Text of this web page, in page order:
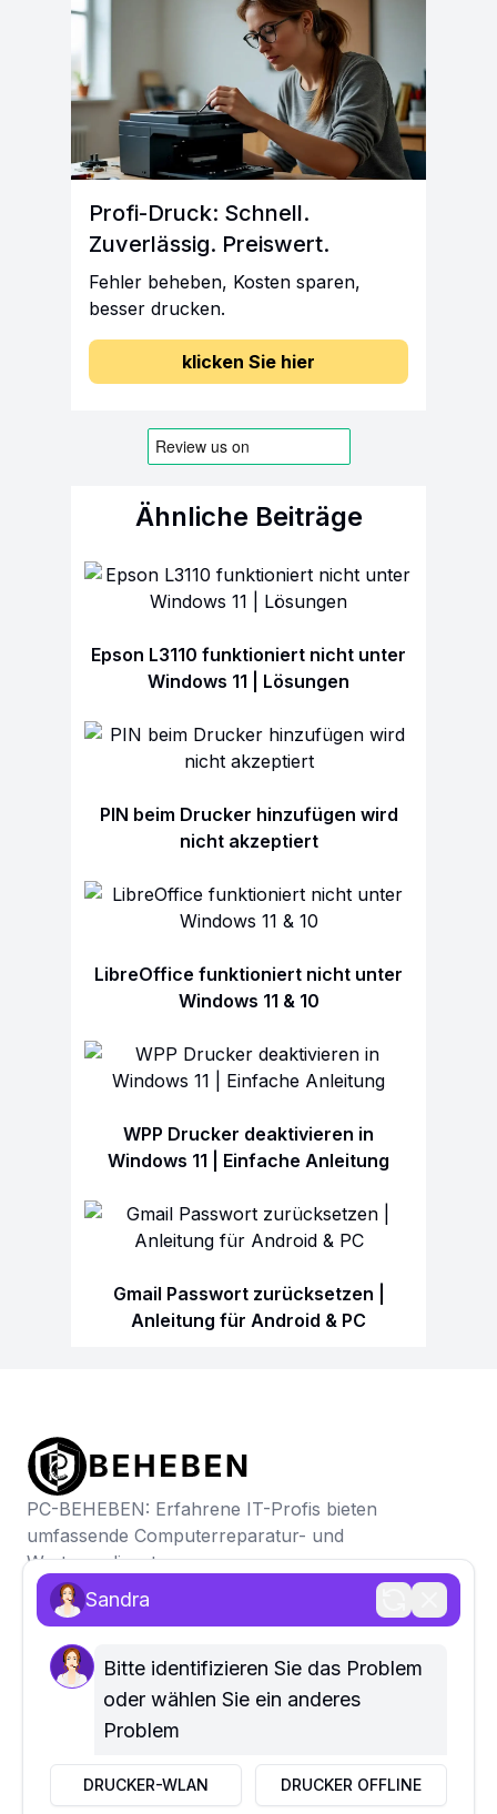
Sandra
Bitte identifizieren Sie das Problem
oder wählen Sie ein anderes
Problem
DRUCKER-WLAN DRUCKER OFFLINE
Profi-Druck: Schnell.
Zuverlässig. Preiswert.
Fehler beheben, Kosten sparen,
besser drucken.
klicken Sie hier
Ähnliche Beiträge
Epson L3110 funktioniert nicht unter
Windows 11 | Lösungen
PIN beim Drucker hinzufügen wird
nicht akzeptiert
LibreOffice funktioniert nicht unter
Windows 11 & 10
WPP Drucker deaktivieren in
Windows 11 | Einfache Anleitung
Gmail Passwort zurücksetzen |
Anleitung für Android & PC
PC-BEHEBEN: Erfahrene IT-Profis bieten
umfassende Computerreparatur- und
Wartungsdienste
SCHNELLE LINKS
Über uns
Kontaktiere uns
UNTERNEHMEN
Datenschutzrichtlinie
Haftungsausschluss